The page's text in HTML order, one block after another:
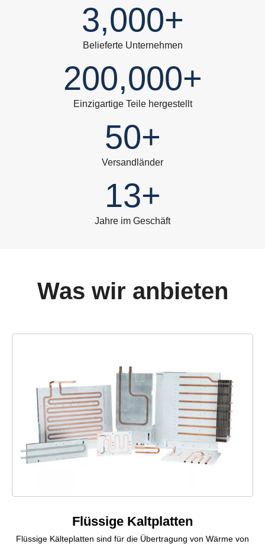
3,000+
Belieferte Unternehmen
200,000+
Einzigartige Teile hergestellt
50+
Versandländer
13+
Jahre im Geschäft
Was wir anbieten
Flüssige Kaltplatten
Flüssige Kälteplatten sind für die Übertragung von Wärme von